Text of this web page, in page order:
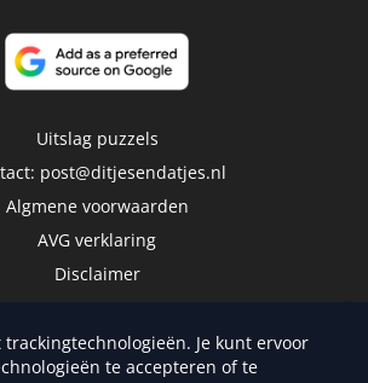
Uitslag puzzels
post@ditjesendatjes.nl
Algmene voorwaarden
AVG verklaring
Disclaimer
Je kunt ervoor
te accepteren of te